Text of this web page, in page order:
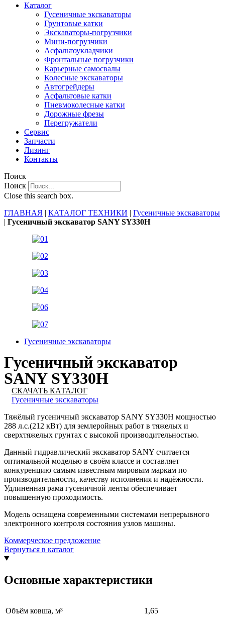
Каталог
Гусеничные экскаваторы
Грунтовые катки
Экскаваторы-погрузчики
Мини-погрузчики
Асфальтоукладчики
Фронтальные погрузчики
Карьерные самосвалы
Колесные экскаваторы
Автогрейдеры
Асфальтовые катки
Пневмоколесные катки
Дорожные фрезы
Перегружатели
Сервис
Запчасти
Лизинг
Контакты
Поиск
Поиск
Close this search box.
ГЛАВНАЯ | КАТАЛОГ ТЕХНИКИ | Гусеничные экскаваторы
| Гусеничный экскаватор SANY SY330H
Гусеничные экскаваторы
Гусеничный экскаватор
SANY SY330H
СКАЧАТЬ КАТАЛОГ
Гусеничные экскаваторы
Тяжёлый гусеничный экскаватор SANY SY330H мощностью
288 л.с.(212 кВт) для землеройных работ в тяжелых и
сверхтяжелых грунтах с высокой производительностью.
Данный гидравлический экскаватор SANY считается
оптимальной моделью в своём классе и составляет
конкуренцию самым известным мировым маркам по
производительности, качеству исполнения и надёжности.
Удлиненная рама гусеничной ленты обеспечивает
повышенную проходимость.
Модель оснащена современными системами непрерывного
электронного контроля состояния узлов машины.
Коммерческое предложение
Вернуться в каталог
Основные характеристики
Объём ковша, м³ 1,65